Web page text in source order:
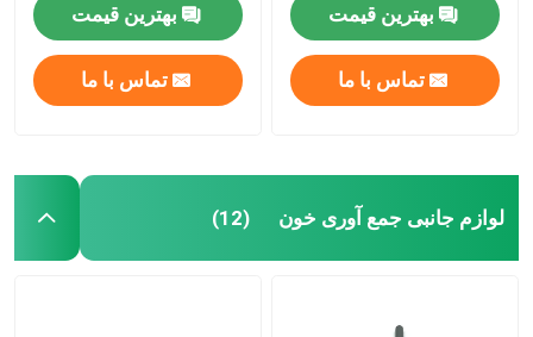
بهترین قیمت
تماس با ما
بهترین قیمت
تماس با ما
لوازم جانبی جمع آوری خون (12)